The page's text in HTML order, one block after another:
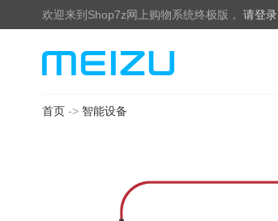
欢迎来到Shop7z网上购物系统终极版， 请登录
首页 -> 智能设备